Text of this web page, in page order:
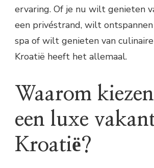
ervaring. Of je nu wilt genieten
een privéstrand, wilt
spa of wilt genieten van
Kroatië heeft het allemaal.
Waarom
een luxe
Kroatië?